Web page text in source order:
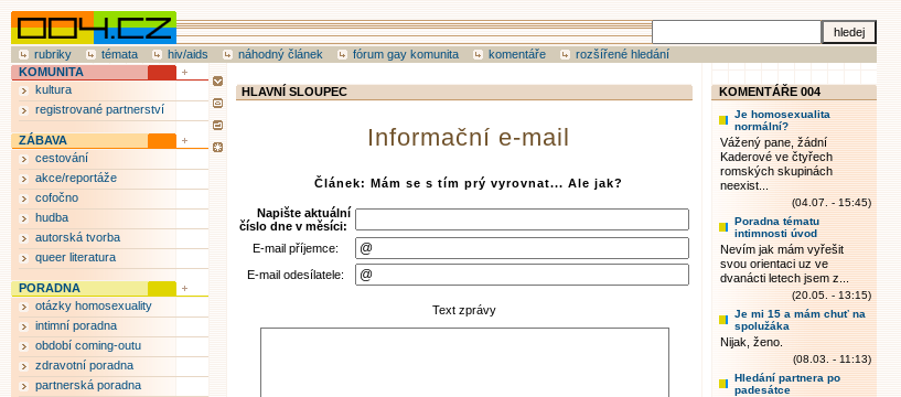
rubriky témata hiv/aids náhodný článek fórum gay komunita komentáře rozšířené hledání
HLAVNÍ SLOUPEC
Informační e-mail
Článek: Mám se s tím prý vyrovnat... Ale jak?
Napište aktuální
číslo dne v měsíci:
E-mail příjemce:
E-mail odesílatele:
Text zprávy
KOMUNITA
kultura
registrované partnerství
ZÁBAVA
cestování
akce/reportáže
cofočno
hudba
autorská tvorba
queer literatura
PORADNA
otázky homosexuality
intimní poradna
období coming-outu
zdravotní poradna
partnerská poradna
KOMENTÁŘE 004
Je homosexualita
normální?
Vážený pane, žádní
Kaderové ve čtyřech
romských skupinách
neexist...
(04.07. - 15:45)
Poradna tématu
intimnosti úvod
Nevím jak mám vyřešit
svou orientaci uz ve
dvanácti letech jsem z...
(20.05. - 13:15)
Je mi 15 a mám chuť na
spolužáka
Nijak, ženo.
(08.03. - 11:13)
Hledání partnera po
padesátce